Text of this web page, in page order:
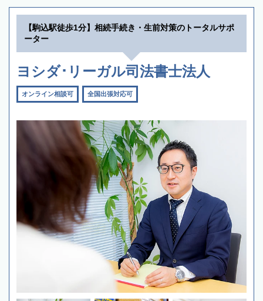
【駒込駅徒歩1分】相続手続き・生前対策のトータルサポ
ーター
ヨシダ･リーガル司法書士法人
オンライン相談可 全国出張対応可